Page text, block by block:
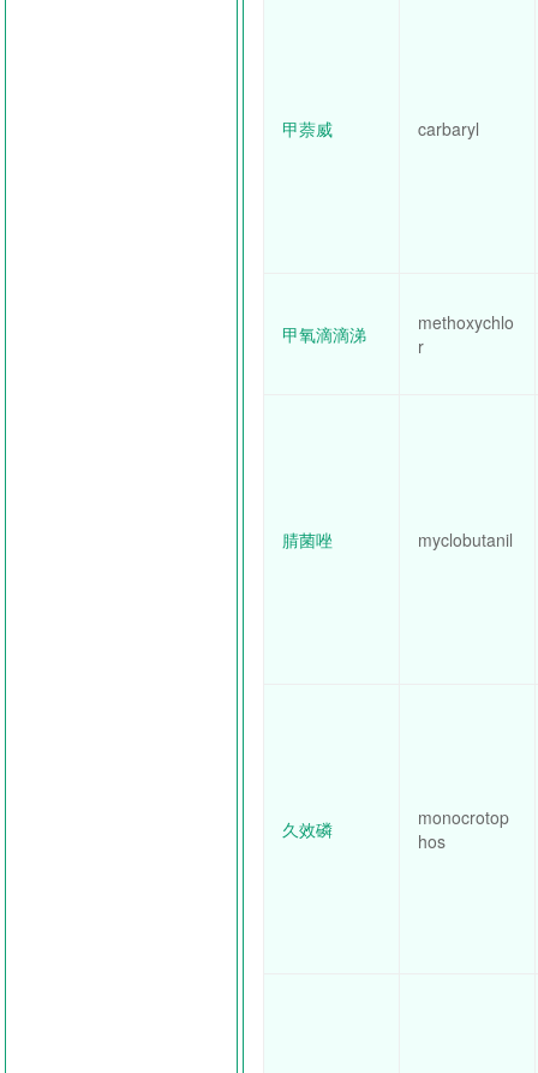
甲萘威 carbaryl
甲氧滴滴涕
methoxychlo
r
腈菌唑 myclobutanil
久效磷
monocrotop
hos